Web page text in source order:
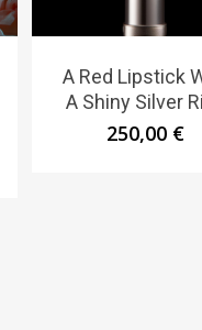
A Red Lipstick
A Shiny Silver
250,00 €